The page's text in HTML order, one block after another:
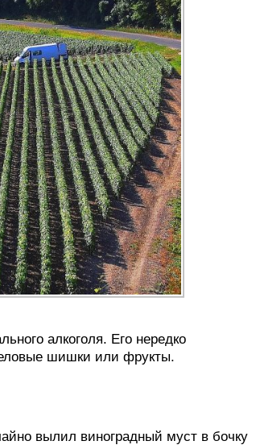
алкоголя. Его нередко
шишки или фрукты.
вылил виноградный муст в бочку